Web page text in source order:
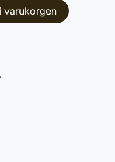
varukorgen